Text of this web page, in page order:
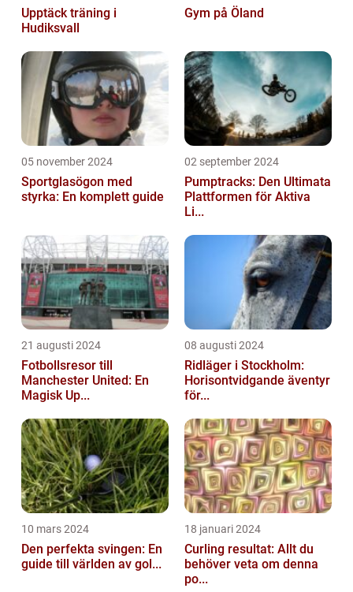
Upptäck träning i
Hudiksvall
Gym på Öland
05 november 2024
Sportglasögon med
styrka: En komplett guide
02 september 2024
Pumptracks: Den Ultimata
Plattformen för Aktiva
Li...
21 augusti 2024
Fotbollsresor till
Manchester United: En
Magisk Up...
08 augusti 2024
Ridläger i Stockholm:
Horisontvidgande äventyr
för...
10 mars 2024
Den perfekta svingen: En
guide till världen av gol...
18 januari 2024
Curling resultat: Allt du
behöver veta om denna
po...